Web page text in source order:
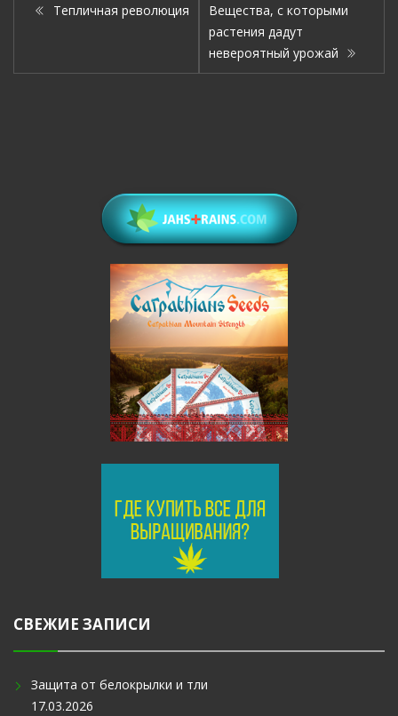
Тепличная революция
Вещества, с которыми
растения дадут
невероятный урожай
СВЕЖИЕ ЗАПИСИ
Защита от белокрылки и тли
17.03.2026